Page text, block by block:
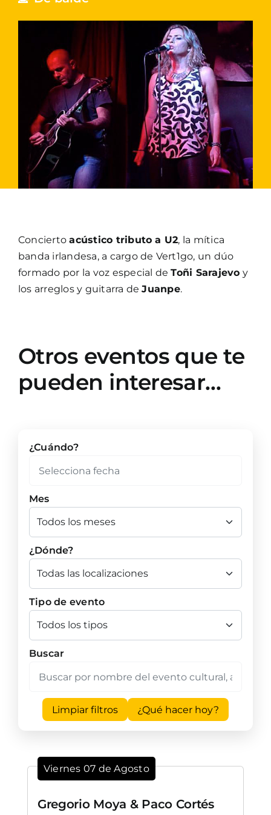
Conciertoacústico tributo a U2, la mítica
banda irlandesa, a cargo de Vert1go, un dúo
formado por la voz especial deToñi Sarajevo y
los arreglos y guitarra deJuanpe.
Otros eventos que te
pueden interesar…
¿Cuándo?
Mes
¿Dónde?
Tipo de evento
Buscar
Limpiar filtros ¿Qué hacer hoy?
Viernes 07 de Agosto
Gregorio Moya & Paco Cortés